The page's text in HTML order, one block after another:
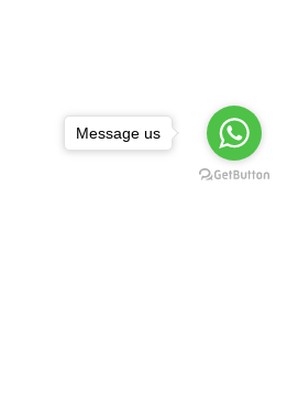
Message us